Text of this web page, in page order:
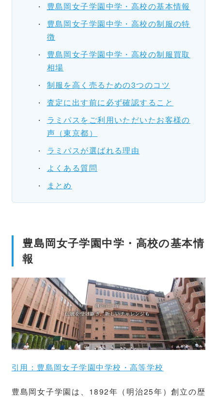
豊島岡女子学園中学・高校の基本情報
豊島岡女子学園中学・高校の制服の特
徴
豊島岡女子学園中学・高校の制服買取
相場
制服を高く売るための3つのコツ
査定に出す前に必ず確認すること
ラミパスをご利用いただいたお客様の
声（東京都）
ラミパスが選ばれる理由
よくある質問
まとめ
豊島岡女子学園中学・高校の基本情
報
引用：豊島岡女子学園中学校・高等学校
豊島岡女子学園は、1892年（明治25年）創立の歴